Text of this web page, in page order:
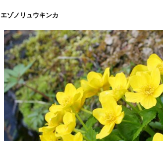
エゾノリュウキンカ